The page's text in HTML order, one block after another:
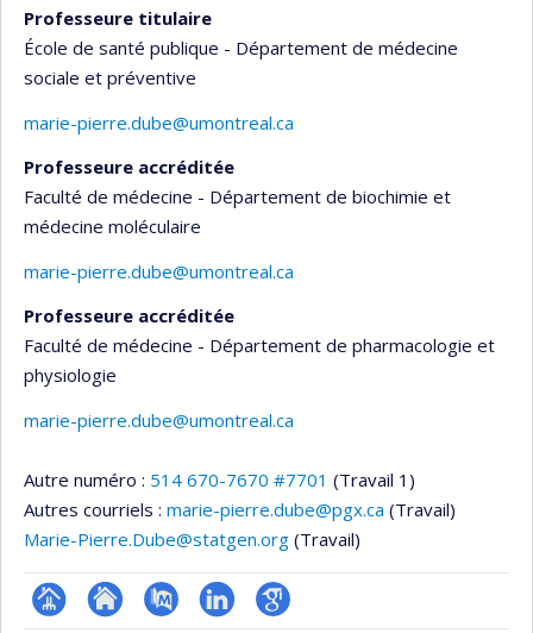
Professeure titulaire
École de santé publique - Département de médecine
sociale et préventive
marie-pierre.dube@umontreal.ca
Professeure accréditée
Faculté de médecine - Département de biochimie et
médecine moléculaire
marie-pierre.dube@umontreal.ca
Professeure accréditée
Faculté de médecine - Département de pharmacologie et
physiologie
marie-pierre.dube@umontreal.ca
Autre numéro : 514 670-7670 #7701 (Travail 1)
Autres courriels : marie-pierre.dube@pgx.ca (Travail)
Marie-Pierre.Dube@statgen.org (Travail)